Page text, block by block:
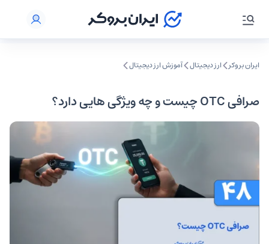
ایران بروکر ارز دیجیتال آموزش ارز دیجیتال
صرافی OTC چیست و چه ویژگی هایی دارد؟